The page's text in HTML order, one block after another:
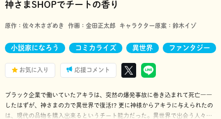
神さまSHOPでチートの香り
原作： 佐々木さざめき 作画： 金田正太郎 キャラクター原案： 鈴木イゾ
小説家になろう コミカライズ 異世界 ファンタジー
お気に入り 応援コメント
ブラック企業で働いていたアキラは、突然の爆発事故に巻き込まれて死亡――
したはずが、神さまの力で異世界で復活!? 更に神様からアキラに与えられたの
は、現代の品物を購入出来るというチート能力だった。異世界で出会う人々に